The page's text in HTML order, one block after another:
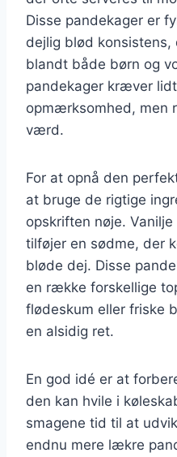
Disse pandekager er
dejlig blød
blandt både børn og
pandekager kræver
opmærksomhed, men
værd.
For at opnå den
at bruge de rigtige
opskriften nøje.
tilføjer en sødme, der
bløde dej. Disse
en række forskellige
flødeskum eller friske
en alsidig ret.
En god idé er at
den kan hvile i
smagene tid til at
endnu mere lækre